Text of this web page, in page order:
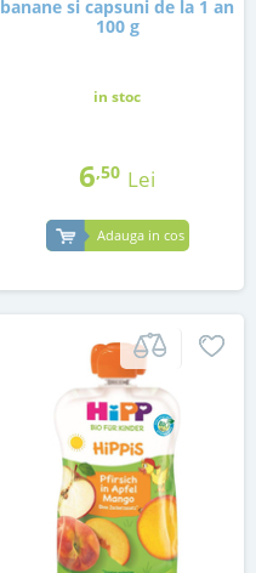
banane si capsuni de la 1 an
100 g
in stoc
6,50 Lei
Adauga in cos